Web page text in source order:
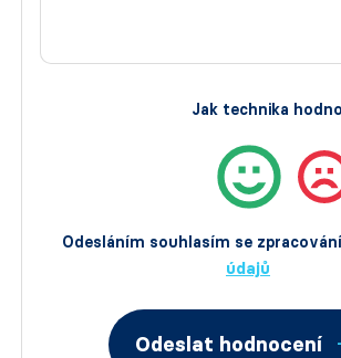
Odesláním souhlasím se
údajů
Jak technika
Odeslat hodnocení